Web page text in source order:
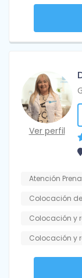
Ver perfil
Atención
Colocación
Colocación y
Colocación y